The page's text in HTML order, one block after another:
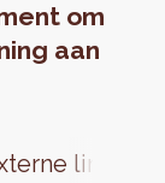
om
aan
links